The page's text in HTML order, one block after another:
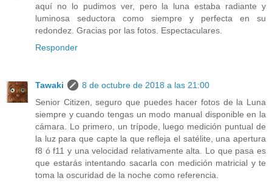
aquí no lo pudimos ver, pero la luna estaba radiante y
luminosa seductora como siempre y perfecta en su
redondez. Gracias por las fotos. Espectaculares.
Responder
Tawaki
8 de octubre de 2018 a las 21:00
Senior Citizen, seguro que puedes hacer fotos de la Luna
siempre y cuando tengas un modo manual disponible en la
cámara. Lo primero, un trípode, luego medición puntual de
la luz para que capte la que refleja el satélite, una apertura
f8 ó f11 y una velocidad relativamente alta. Lo que pasa es
que estarás intentando sacarla con medición matricial y te
toma la oscuridad de la noche como referencia.